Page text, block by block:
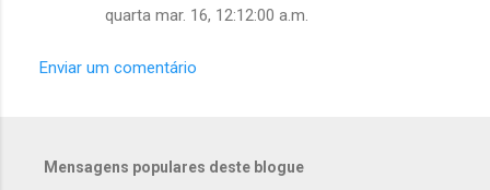
s
quarta mar. 16, 12:12:00 a.m.
Enviar um comentário
Mensagens populares deste blogue